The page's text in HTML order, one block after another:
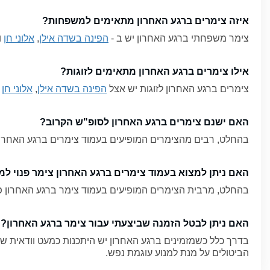
וילות ברגע האחרון:
מנצח לוילה המציעה את כל הדרוש לחופשה מושלמת: מספר רב
תפוזים. הכיף ממשיך בענק בחצר הוילה, שם מחכים לכם מיטב
שף, ארוחת בוקר, טיפולי ספא, סדנאות מגוונות וקישוטים בדיוק
החרמון או מול הכנרת, בגליל המערבי, גליל עליון או בעמק
צימרים בצפון לזוגות דקה 90:
אם אתם זוג ללא ילדים, או שהצלחתם לסנג'ר בייביסיטר ממש
צימרים מעכשיו לעכשיו
כמובן שבכל רחבי הארץ תוכלו למצוא מגוון אפשרויות לינה
ים המלח. משנה לשנה עולה הביקוש לתיירות פנים בדרום, לכן
איזה צימרים ברגע האחרון מתאימים למשפחות?
צימר משפחתי ברגע האחרון יש ב - הפינה בשדה אילן, אלוני חן
אילו צימרים ברגע האחרון מתאימים לזוגות?
צימרים ברגע האחרון לזוגות יש אצל הפינה בשדה אילן, אלוני חן
האם ישנם צימרים ברגע האחרון לסופ"ש הקרוב?
בהחלט, רבים מהצימרים המופיעים בעמוד צימרים ברגע
האם ניתן למצוא בעמוד צימרים ברגע האחרון צימר פנוי
בהחלט, מרבית הצימרים המופיעים בעמוד צימר ברגע האחרון
האם ניתן לבטל הזמנה שביצעתי עבור צימר ברגע האחרון?
בדרך כלל כשמזמינים ברגע האחרון יש היתכנות כמעט וודאית
הביטולים על מנת למנוע עוגמת נפש.